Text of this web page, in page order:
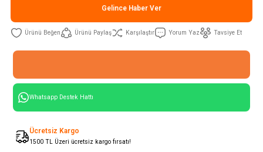
Gelince Haber Ver
Ürünü Paylaş Karşılaştır Yorum Yaz Tavsiye Et
Whatsapp Destek Hattı
Ücretsiz Kargo
1500 TL Üzeri ücretsiz kargo fırsatı!